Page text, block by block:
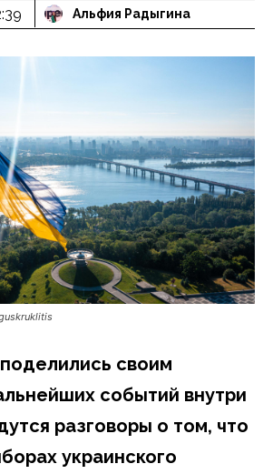
Альфия Радыгина
своим
событий внутри
разговоры о том, что
украинского